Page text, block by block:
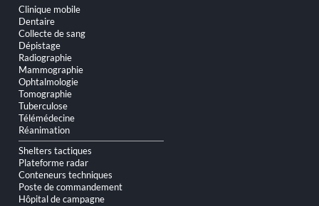
Aller
au
contenu
Clinique mobile
Dentaire
Collecte de sang
Dépistage
Radiographie
Mammographie
Ophtalmologie
Tomographie
Tuberculose
Télémédecine
Réanimation
Shelters tactiques
Plateforme radar
Conteneurs techniques
Poste de commandement
Hôpital de campagne